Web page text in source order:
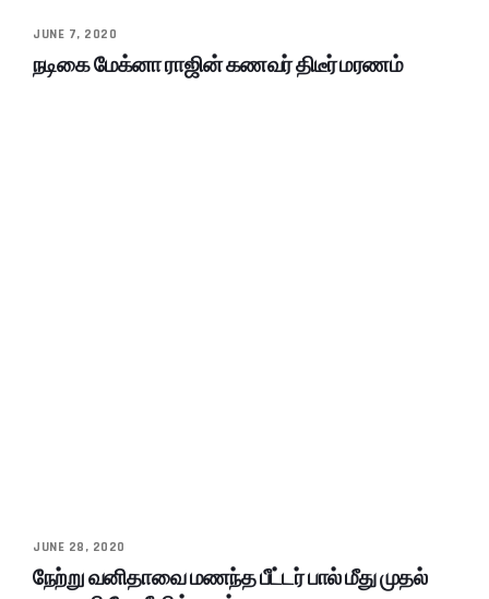
JUNE 7, 2020
நடிகை மேக்னா ராஜின் கணவர் திடீர் மரணம்
JUNE 28, 2020
நேற்று வனிதாவை மணந்த பீட்டர் பால் மீது முதல்